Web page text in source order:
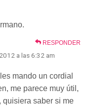
RESPONDER
a las 6:32 am
mando un cordial
me parece muy útil,
quisiera saber si me